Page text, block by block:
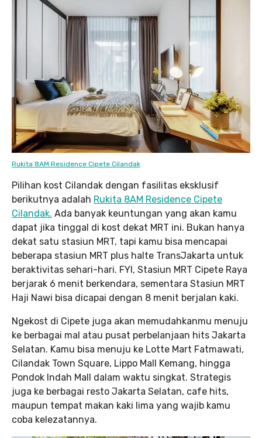
Rukita 8AM Residence Cipete Cilandak
Pilihan kost Cilandak dengan fasilitas eksklusif
berikutnya adalah Rukita 8AM Residence Cipete
Cilandak. Ada banyak keuntungan yang akan kamu
dapat jika tinggal di kost dekat MRT ini. Bukan hanya
dekat satu stasiun MRT, tapi kamu bisa mencapai
beberapa stasiun MRT plus halte TransJakarta untuk
beraktivitas sehari-hari. FYI, Stasiun MRT Cipete Raya
berjarak 6 menit berkendara, sementara Stasiun MRT
Haji Nawi bisa dicapai dengan 8 menit berjalan kaki.
Ngekost di Cipete juga akan memudahkanmu menuju
ke berbagai mal atau pusat perbelanjaan hits Jakarta
Selatan. Kamu bisa menuju ke Lotte Mart Fatmawati,
Cilandak Town Square, Lippo Mall Kemang, hingga
Pondok Indah Mall dalam waktu singkat. Strategis
juga ke berbagai resto Jakarta Selatan, cafe hits,
maupun tempat makan kaki lima yang wajib kamu
coba kelezatannya.